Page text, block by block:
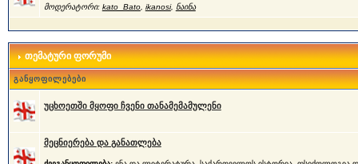
მოდერატორი: kato_Bato, ikanosi, ნაინა
თემატური ფორუმი
განყოფილებები
უცხოეთში მყოფი ჩვენი თანამემამულენი
მეცნიერება და განათლება